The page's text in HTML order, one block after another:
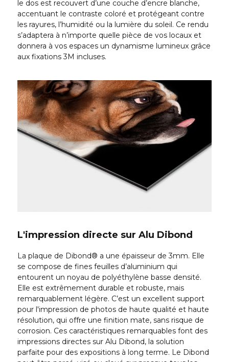
le dos est recouvert d’une couche d’encre blanche,
accentuant le contraste coloré et protégeant contre
les rayures, l’humidité ou la lumière du soleil. Ce rendu
s’adaptera à n’importe quelle pièce de vos locaux et
donnera à vos espaces un dynamisme lumineux grâce
aux fixations 3M incluses.
L'impression directe sur Alu Dibond
La plaque de Dibond® a une épaisseur de 3mm. Elle
se compose de fines feuilles d’aluminium qui
entourent un noyau de polyéthylène basse densité.
Elle est extrêmement durable et robuste, mais
remarquablement légère. C’est un excellent support
pour l'impression de photos de haute qualité et haute
résolution, qui offre une finition mate, sans risque de
corrosion. Ces caractéristiques remarquables font des
impressions directes sur Alu Dibond, la solution
parfaite pour des expositions à long terme. Le Dibond